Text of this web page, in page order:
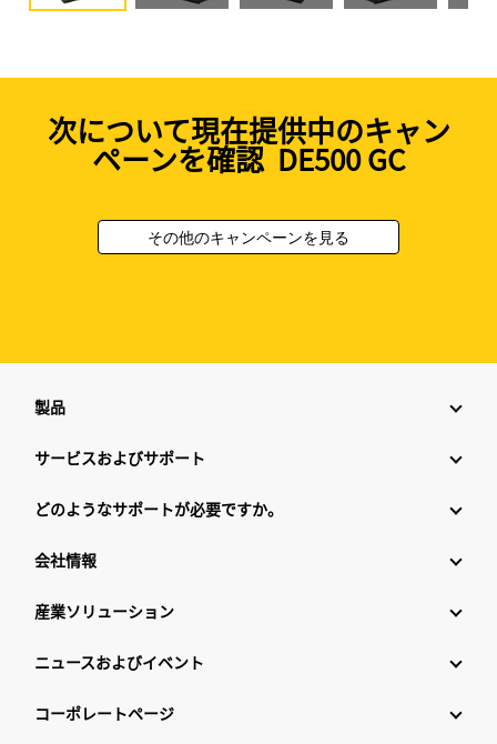
次について現在提供中のキャン
ペーンを確認 DE500 GC
その他のキャンペーンを見る
製品
サービスおよびサポート
どのようなサポートが必要ですか。
会社情報
産業ソリューション
ニュースおよびイベント
コーポレートページ